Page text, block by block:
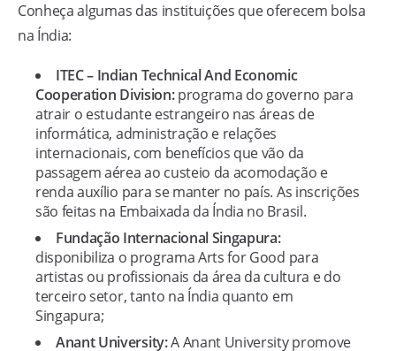
Conheça algumas das instituições que oferecem bolsa
na Índia:
ITEC – Indian Technical And Economic
Cooperation Division:programa do governo para
atrair o estudante estrangeiro nas áreas de
informática, administração e relações
internacionais, com benefícios que vão da
passagem aérea ao custeio da acomodação e
renda auxílio para se manter no país. As inscrições
são feitas na Embaixada da Índia no Brasil.
Fundação Internacional Singapura:
disponibiliza o programa Arts for Good para
artistas ou profissionais da área da cultura e do
terceiro setor, tanto na Índia quanto em
Singapura;
Anant University:A Anant University promove